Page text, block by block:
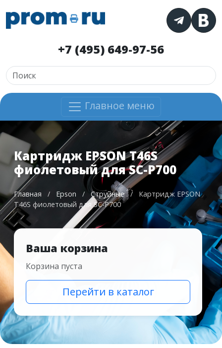
+7 (495) 649-97-56
Главное меню
Картридж EPSON T46S
фиолетовый для SC-P700
Главная / Epson / Струйные /
Картридж EPSON
T46S фиолетовый для SC-P700
Ваша корзина
Корзина пуста
Перейти в каталог